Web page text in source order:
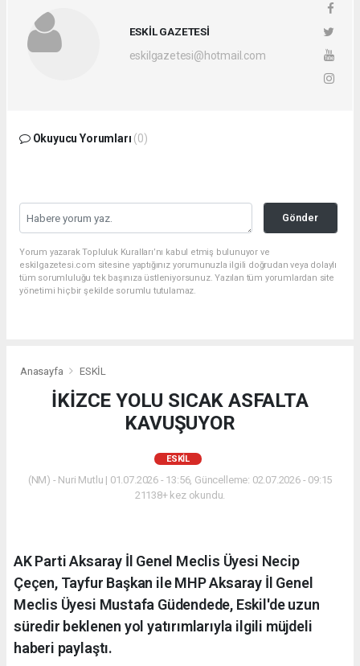
ESKİL GAZETESİ
eskilgazetesi@hotmail.com
Okuyucu Yorumları (0)
Gönder
Yorum yazarak Topluluk Kuralları’nı kabul etmiş bulunuyor ve
eskilgazetesi.com sitesine yaptığınız yorumunuzla ilgili doğrudan veya dolaylı
tüm sorumluluğu tek başınıza üstleniyorsunuz. Yazılan tüm yorumlardan site
yönetimi hiçbir şekilde sorumlu tutulamaz.
Anasayfa ESKİL
İKİZCE YOLU SICAK ASFALTA
KAVUŞUYOR
ESKİL
(NM) - Nuri Mutlu | 01.07.2026 - 13:56, Güncelleme: 02.07.2026 - 09:15
21138+ kez okundu.
AK Parti Aksaray İl Genel Meclis Üyesi Necip
Çeçen, Tayfur Başkan ile MHP Aksaray İl Genel
Meclis Üyesi Mustafa Güdendede, Eskil'de uzun
süredir beklenen yol yatırımlarıyla ilgili müjdeli
haberi paylaştı.